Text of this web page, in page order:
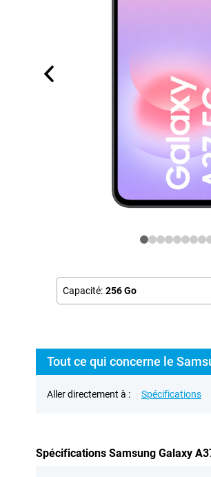
Capacité: 256 Go
Tout ce qui concerne le
Aller directement à : Spécifications
Spécifications Samsung Galaxy